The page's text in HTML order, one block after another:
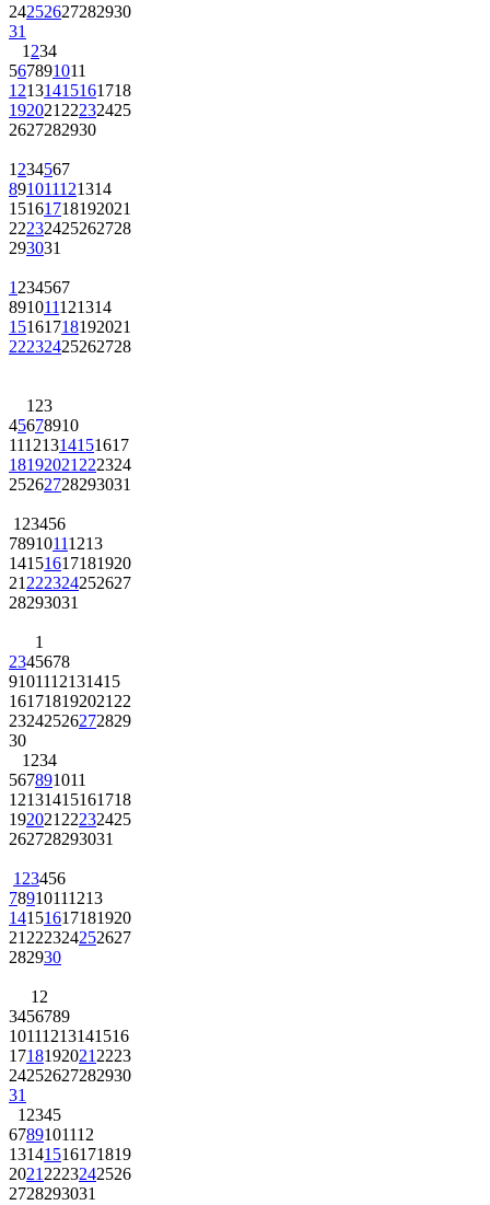
24252627282930
31
1 234
567891011
12131415161718
192021 22232425
2627282930
1 234567
891011121314
15161718192021
22232425262728
293031
1 234567
891011121314
15161718192021
22232425262728
1 23
45678910
11121314151617
18192021 222324
25262728293031
1 23456
78910111213
14151617181920
21 222324252627
28293031
1
2345678
9101112131415
161718192021 22
23242526272829
30
1 234
567891011
12131415161718
192021 22232425
262728293031
1 23456
78910111213
14151617181920
21 222324252627
282930
1 2
3456789
10111213141516
1718192021 2223
24252627282930
31
1 2345
6789101112
13141516171819
2021 2223242526
2728293031